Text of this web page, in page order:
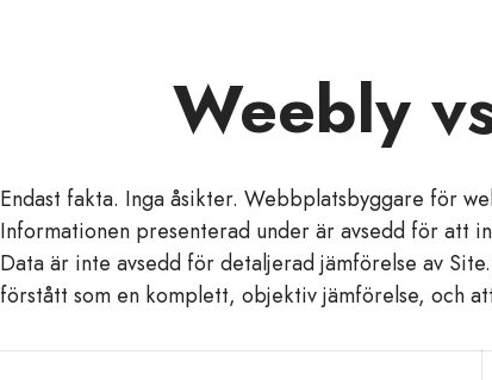
Weebly
Endast fakta. Inga åsikter. Webbplatsbyggare för
Informationen presenterad under är avsedd för att
Data är inte avsedd för detaljerad jämförelse av
förstått som en komplett, objektiv jämförelse, och